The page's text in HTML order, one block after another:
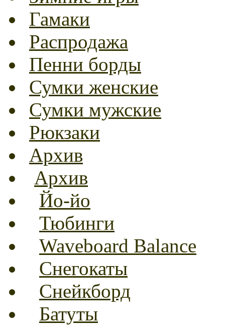
Гамаки
Распродажа
Пенни борды
Сумки женские
Сумки мужские
Рюкзаки
Архив
Архив
Йо-йо
Тюбинги
Waveboard Balance
Снегокаты
Снейкборд
Батуты